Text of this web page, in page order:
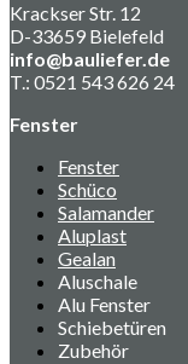
Krackser Str. 12
D-33659 Bielefeld
info@bauliefer.de
T.: 0521 543 626 24
Fenster
Fenster
Schüco
Salamander
Aluplast
Gealan
Aluschale
Alu Fenster
Schiebetüren
Zubehör